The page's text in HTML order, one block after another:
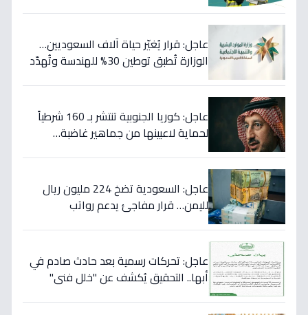
عاجل: قرار يُغيّر حياة آلاف السعوديين…
الوزارة تُطبق توطين 30% للهندسة وتُهدّد
عاجل: كوريا الجنوبية تنتشر بـ 160 شرطياً
لحماية لاعبينها من جماهير غاضبة…
عاجل: السعودية تضخ 224 مليون ريال
لليمن… قرار مفاجئ يدعم رواتب
عاجل: تحركات رسمية بعد حادث صادم في
أبها.. التحقيق يُكشف عن "خلل فني"